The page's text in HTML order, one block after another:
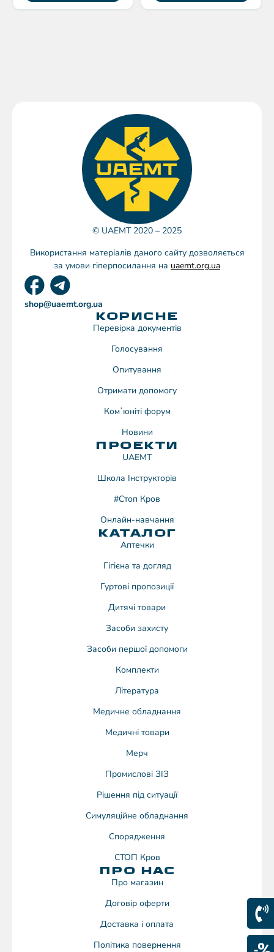
© UAEMT 2020 – 2025
Використання матеріалів даного сайту дозволяється
за умови гіперпосилання на uaemt.org.ua
shop@uaemt.org.ua
КОРИСНЕ
Перевірка документів
Голосування
Опитування
Отримати допомогу
Комʼюніті форум
Новини
ПРОЕКТИ
UAEMT
Школа Інструкторів
#Стоп Кров
Онлайн-навчання
КАТАЛОГ
Аптечки
Гігієна та догляд
Гуртові пропозиції
Дитячі товари
Засоби захисту
Засоби першої допомоги
Комплекти
Література
Медичне обладнання
Медичні товари
Мерч
Промислові ЗІЗ
Рішення під ситуації
Симуляційне обладнання
Спорядження
СТОП Кров
ПРО НАС
Про магазин
Договiр оферти
Доставка і оплата
Політика повернення